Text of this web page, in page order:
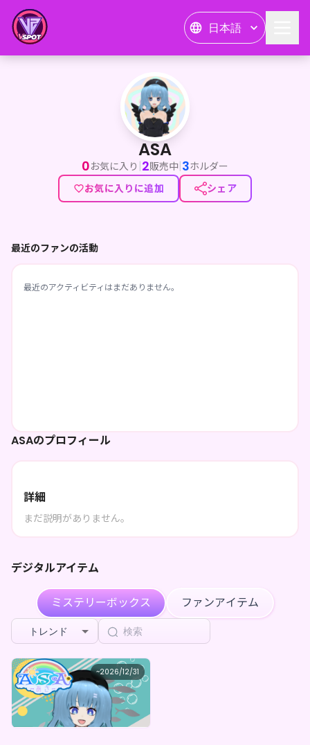
日本語
ASA
ASA
0お気に入り |2販売中|3ホルダー
お気に入りに追加
シェア
ASAのプロフィール
詳細
まだ説明がありません。
デジタルアイテム
ミステリーボックス ファンアイテム
トレンド
~2026/12/31
ASA
ASAのはじめてのデジタルBOX
最低価格
¥1,000 購入はこちら
最近のファンの活動
最近のアクティビティはまだありません。